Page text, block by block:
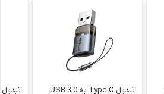
تبدیل Type‑C به USB 3.0